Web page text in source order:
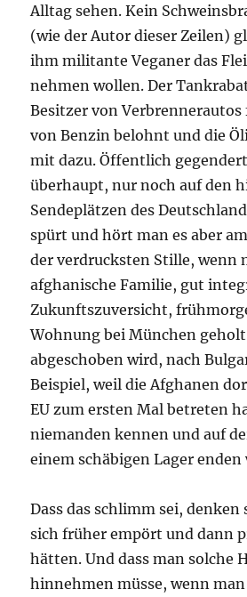
Alltag sehen. Kein
(wie der Autor dieser Zeilen)
ihm militante Veganer das
nehmen wollen. Der
Besitzer von
von Benzin belohnt und die
mit dazu. Öffentlich
überhaupt, nur noch auf den
Sendeplätzen des
spürt und hört man es aber
der verdrucksten Stille, wenn
afghanische Familie, gut
Zukunftszuversicht,
Wohnung bei München
abgeschoben wird, nach
Beispiel, weil die Afghanen
EU zum ersten Mal betreten
niemanden kennen und auf
einem schäbigen Lager enden
Dass das schlimm sei, denken
sich früher empört und dann
hätten. Und dass man solche
hinnehmen müsse, wenn